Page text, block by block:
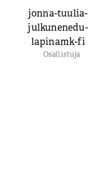
jonna-tuulia-
julkunenedu-
lapinamk-fi
Osallistuja